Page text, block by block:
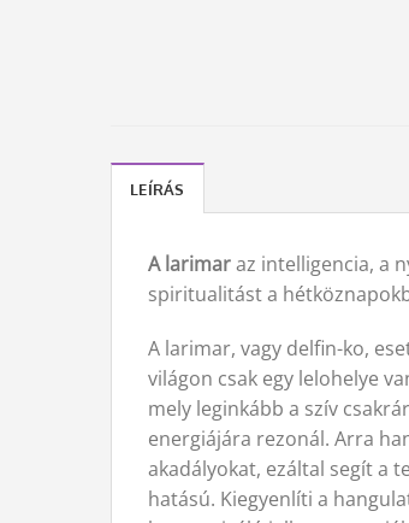
LEÍRÁS
A larimaraz intelligencia, a
spiritualitást a
A larimar, vagy delfin-ko,
világon csak egy lelohelye
mely leginkább a szív
energiájára rezonál. Arra
akadályokat, ezáltal segít a
hatású. Kiegyenlíti a